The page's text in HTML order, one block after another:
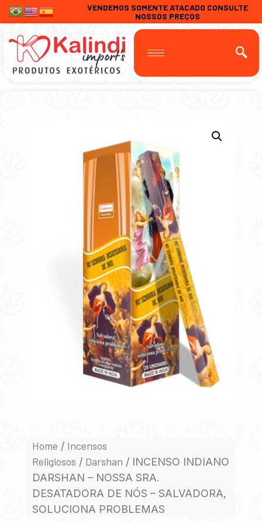
VENDEMOS SOMENTE ATACADO CONSULTE
NOSSOS PREÇOS
Home / Incensos
Religiosos / Darshan / INCENSO INDIANO
DARSHAN – NOSSA SRA.
DESATADORA DE NÓS – SALVADORA,
SOLUCIONA PROBLEMAS